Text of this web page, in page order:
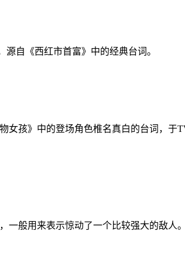
自《西红市首富》中的经典台词。
孩》中的登场角色椎名真白的台词，于
一般用来表示惊动了一个比较强大的敌人。